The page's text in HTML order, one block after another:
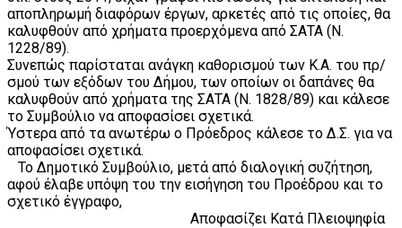
αποπληρωμή διαφόρων έργων, αρκετές από τις οποίες, θα
καλυφθούν από χρήματα προερχόμενα από ΣΑΤΑ (Ν.
1228/89).
Συνεπώς παρίσταται ανάγκη καθορισμού των Κ.Α. του πρ/
σμού των εξόδων του Δήμου, των οποίων οι δαπάνες θα
καλυφθούν από χρήματα της ΣΑΤΑ (Ν. 1828/89) και κάλεσε
το Συμβούλιο να αποφασίσει σχετικά.
Ύστερα από τα ανωτέρω ο Πρόεδρος κάλεσε το Δ.Σ. για να
αποφασίσει σχετικά.
Το Δημοτικό Συμβούλιο, μετά από διαλογική συζήτηση,
αφού έλαβε υπόψη του την εισήγηση του Προέδρου και το
σχετικό έγγραφο,
Αποφασίζει Κατά Πλειοψηφία